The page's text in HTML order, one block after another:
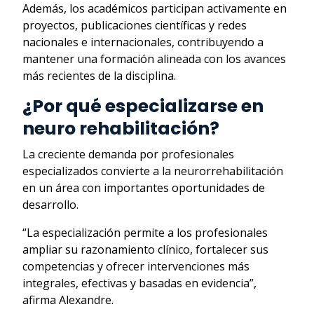
Además, los académicos participan activamente en
proyectos, publicaciones científicas y redes
nacionales e internacionales, contribuyendo a
mantener una formación alineada con los avances
más recientes de la disciplina.
¿Por qué especializarse en
neuro rehabilitación?
La creciente demanda por profesionales
especializados convierte a la neurorrehabilitación
en un área con importantes oportunidades de
desarrollo.
“La especialización permite a los profesionales
ampliar su razonamiento clínico, fortalecer sus
competencias y ofrecer intervenciones más
integrales, efectivas y basadas en evidencia”,
afirma Alexandre.